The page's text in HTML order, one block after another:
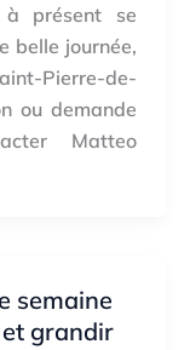
à présent se
belle journée,
Pierre-de-
ou demande
Matteo
semaine
grandir